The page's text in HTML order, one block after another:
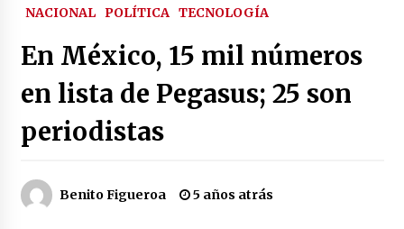
Héctor Díaz-Polanco renuncia a la presidencia
de Morena en la CDMX
SMN alerta por lluvias intensas, granizo y calor
extremo en gran parte de México
NACIONAL POLÍTICA TECNOLOGÍA
En México, 15 mil números
en lista de Pegasus; 25 son
periodistas
Benito Figueroa 5 años atrás